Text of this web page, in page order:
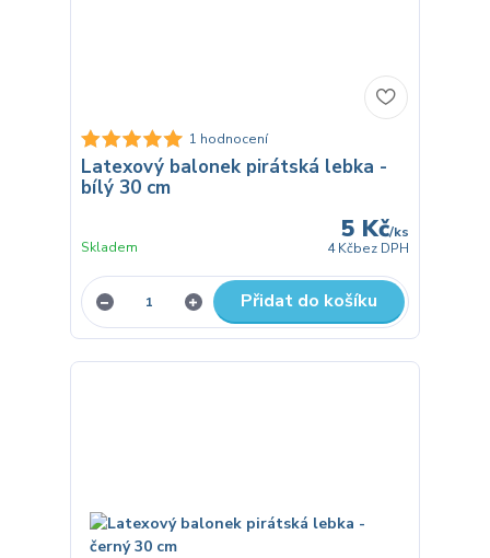
1 hodnocení
Latexový balonek pirátská lebka -
bílý 30 cm
5 Kč/ks
4 Kčbez DPH
Skladem
Přidat do košíku